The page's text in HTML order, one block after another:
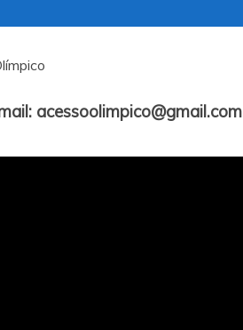
acessoolimpico@gmail.com